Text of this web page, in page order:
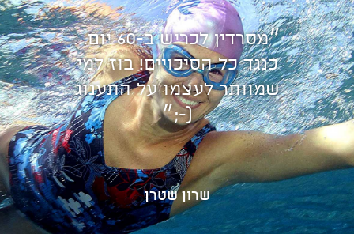
״מסרדין לכריש ב-60 יום...
כנגד כל הסיכויים! בוז למי
שמוותר לעצמו על התענוג
(-;״
שרון שטרן